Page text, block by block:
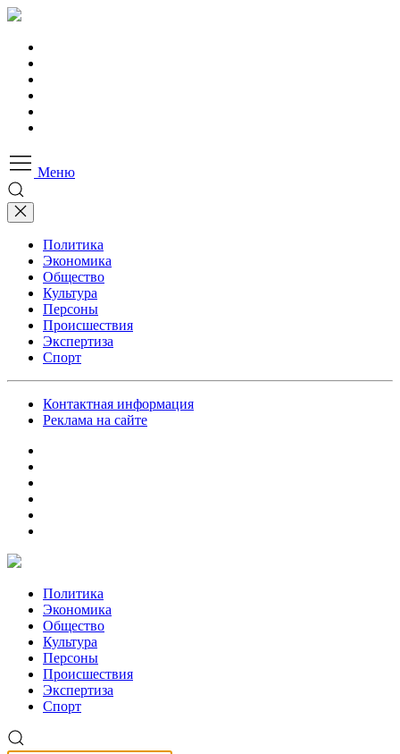
Меню
Политика
Экономика
Общество
Культура
Персоны
Происшествия
Экспертиза
Спорт
Контактная информация
Реклама на сайте
Политика
Экономика
Общество
Культура
Персоны
Происшествия
Экспертиза
Спорт